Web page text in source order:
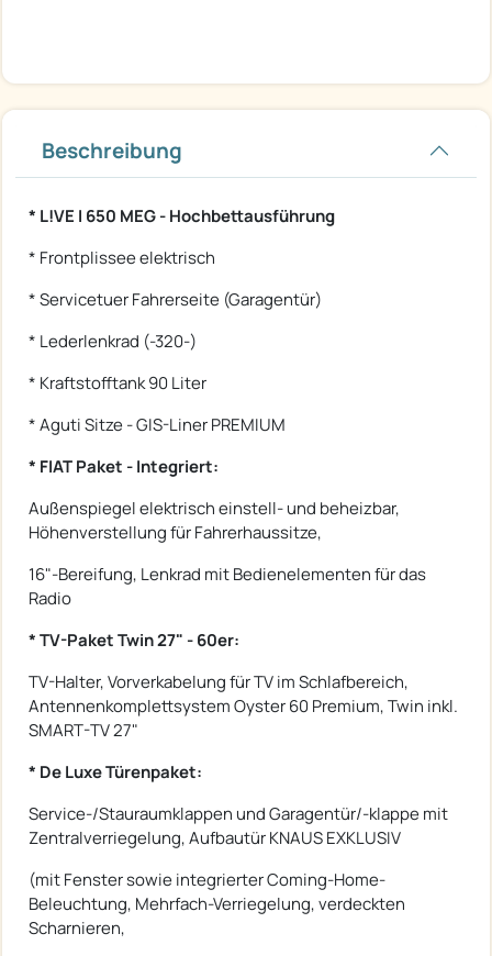
Beschreibung
* L!VE I 650 MEG - Hochbettausführung
* Frontplissee elektrisch
* Servicetuer Fahrerseite (Garagentür)
* Lederlenkrad (-320-)
* Kraftstofftank 90 Liter
* Aguti Sitze - GIS-Liner PREMIUM
* FIAT Paket - Integriert:
Außenspiegel elektrisch einstell- und beheizbar,
Höhenverstellung für Fahrerhaussitze,
16"-Bereifung, Lenkrad mit Bedienelementen für das
Radio
* TV-Paket Twin 27" - 60er:
TV-Halter, Vorverkabelung für TV im Schlafbereich,
Antennenkomplettsystem Oyster 60 Premium, Twin inkl.
SMART-TV 27"
* De Luxe Türenpaket:
Service-/Stauraumklappen und Garagentür/-klappe mit
Zentralverriegelung, Aufbautür KNAUS EXKLUSIV
(mit Fenster sowie integrierter Coming-Home-
Beleuchtung, Mehrfach-Verriegelung, verdeckten
Scharnieren,